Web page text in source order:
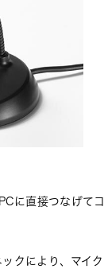
に直接つなげてコ
クにより、マイク